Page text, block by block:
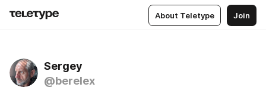
About Teletype Join
Sergey
@berelex